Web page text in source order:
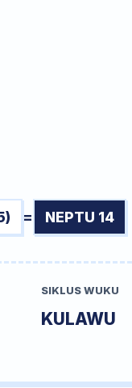
= NEPTU 14
SIKLUS WUKU
KULAWU